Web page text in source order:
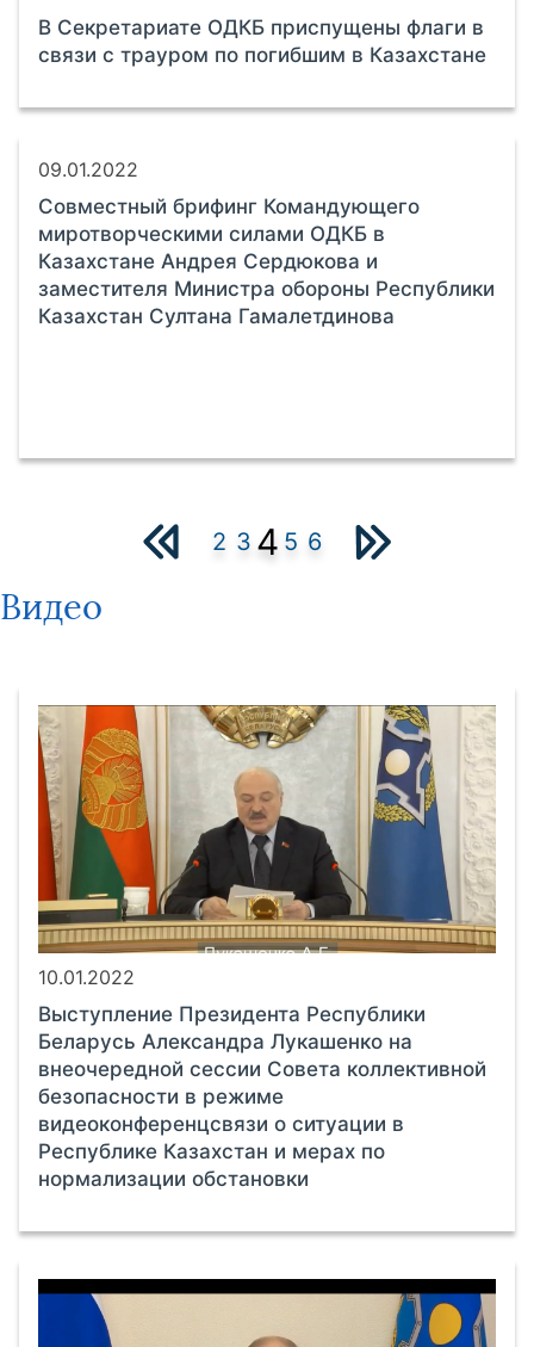
В Секретариате ОДКБ приспущены флаги в
связи с трауром по погибшим в Казахстане
09.01.2022
Совместный брифинг Командующего
миротворческими силами ОДКБ в
Казахстане Андрея Сердюкова и
заместителя Министра обороны Республики
Казахстан Султана Гамалетдинова
2 3 4 5 6
Видео
10.01.2022
Выступление Президента Республики
Беларусь Александра Лукашенко на
внеочередной сессии Совета коллективной
безопасности в режиме
видеоконференцсвязи о ситуации в
Республике Казахстан и мерах по
нормализации обстановки